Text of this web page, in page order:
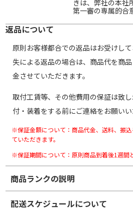
きは、弊社の本社
第一審の専属的合
返品について
原則お客様都合での返品はお受けし
失による返品の場合は、商品代を商
金させていただきます。
取付工賃等、その他費用の保証は致
付・装着をする前にご連絡をお願いい
※保証金額について：商品代金、送料、振
ていただきます。
※保証期間について：原則商品到着後1週間
商品ランクの説明
※商品ランクは出品者の主観により判
かじめご了承くだ
配送スケジュールについて